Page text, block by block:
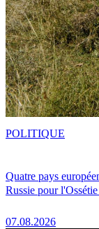
Quatre pays
Russie pour
07.08.2026
POLITIQUE